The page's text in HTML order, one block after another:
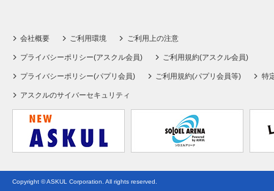
会社概要 ご利用環境 ご利用上の注意
プライバシーポリシー(アスクル会員) ご利用規約(アスクル会員)
プライバシーポリシー(パプリ会員) ご利用規約(パプリ会員等) 特
アスクルのサイバーセキュリティ
Copyright © ASKUL Corporation. All rights reserved.